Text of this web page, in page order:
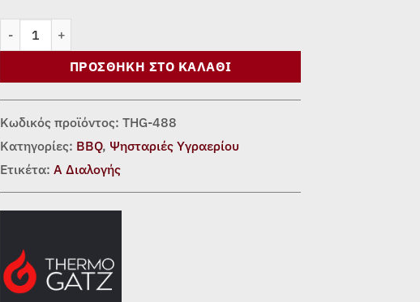
ΣΕΤ ΑΝΟΞΕΙΔΩΤΕΣ ΒΑΣΕΙΣ ΣΟΥΒΛΑΣ BBQ ποσότητα
ΠΡΟΣΘΉΚΗ ΣΤΟ ΚΑΛΆΘΙ
Κωδικός προϊόντος:THG-488
Κατηγορίες: BBQ, Ψησταριές Υγραερίου
Ετικέτα:Α Διαλογής